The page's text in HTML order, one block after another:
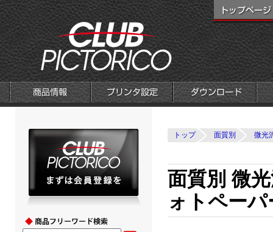
トップ 面質別 微光
面質別 微
ォトペーパ